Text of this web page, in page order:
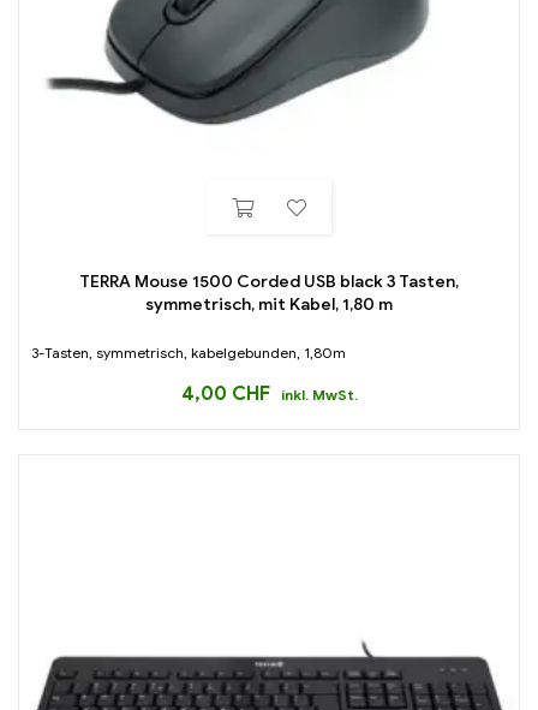
TERRA Mouse 1500 Corded USB black 3 Tasten,
symmetrisch, mit Kabel, 1,80 m
3-Tasten, symmetrisch, kabelgebunden, 1,80m
4,00 CHF inkl. MwSt.